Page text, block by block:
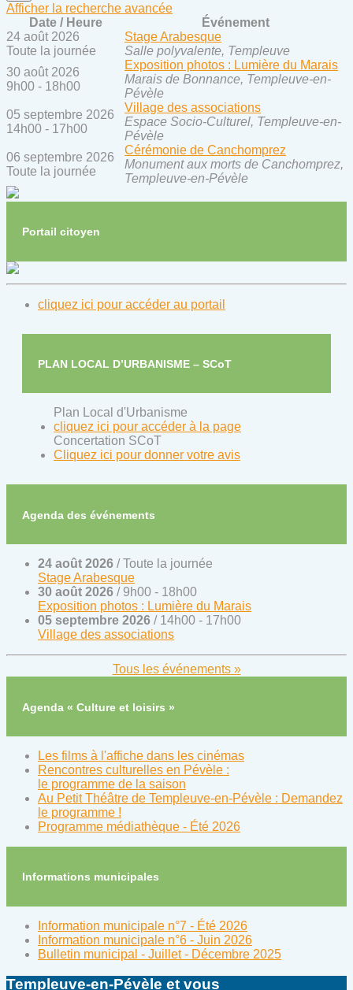
Afficher la recherche avancée
Date / Heure
Événement
24 août 2026
Toute la journée
Stage Arabesque
Salle polyvalente, Templeuve
30 août 2026
9h00 - 18h00
Exposition photos : Lumière du Marais
Marais de Bonnance, Templeuve-en-
Pévèle
05 septembre 2026
14h00 - 17h00
Village des associations
Espace Socio-Culturel, Templeuve-en-
Pévèle
06 septembre 2026
Toute la journée
Cérémonie de Canchomprez
Monument aux morts de Canchomprez,
Templeuve-en-Pévèle
Portail citoyen
cliquez ici pour accéder au portail
PLAN LOCAL D’URBANISME – SCoT
Plan Local d'Urbanisme
cliquez ici pour accéder à la page
Concertation SCoT
Cliquez ici pour donner votre avis
Agenda des événements
24 août 2026 / Toute la journée
Stage Arabesque
30 août 2026 / 9h00 - 18h00
Exposition photos : Lumière du Marais
05 septembre 2026 / 14h00 - 17h00
Village des associations
Tous les événements »
Agenda « Culture et loisirs »
Les films à l'affiche dans les cinémas
Rencontres culturelles en Pévèle :
le programme de la saison
Au Petit Théâtre de Templeuve-en-Pévèle : Demandez
le programme !
Programme médiathèque - Été 2026
Informations municipales
Information municipale n°7 - Été 2026
Information municipale n°6 - Juin 2026
Bulletin municipal - Juillet - Décembre 2025
Templeuve-en-Pévèle et vous